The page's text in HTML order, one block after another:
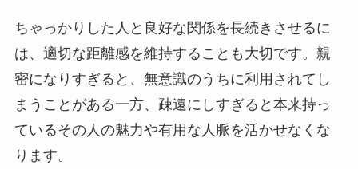
ちゃっかりした人と良好な関係を長続きさせるに
は、適切な距離感を維持することも大切です。親
密になりすぎると、無意識のうちに利用されてし
まうことがある一方、疎遠にしすぎると本来持っ
ているその人の魅力や有用な人脈を活かせなくな
ります。